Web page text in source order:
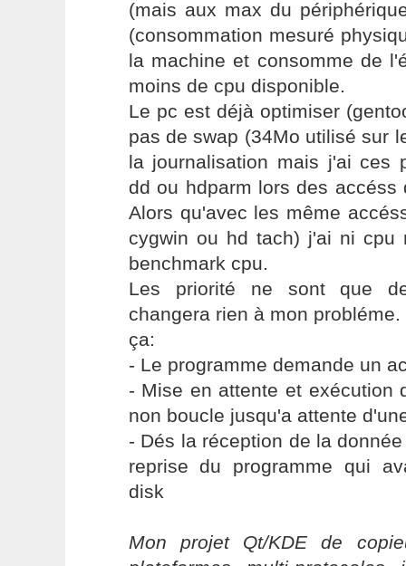
(mais aux max du
(consommation mesuré
la machine et consomme de
moins de cpu disponible.
Le pc est déjà optimiser
pas de swap (34Mo utilisé sur
la journalisation mais j'ai ces
dd ou hdparm lors des accéss
Alors qu'avec les même
cygwin ou hd tach) j'ai ni cpu
benchmark cpu.
Les priorité ne sont que
changera rien à mon
ça:
- Le programme demande un
- Mise en attente et exécution
non boucle jusqu'a attente
- Dés la réception de la
reprise du programme qui
disk
Mon projet Qt/KDE de